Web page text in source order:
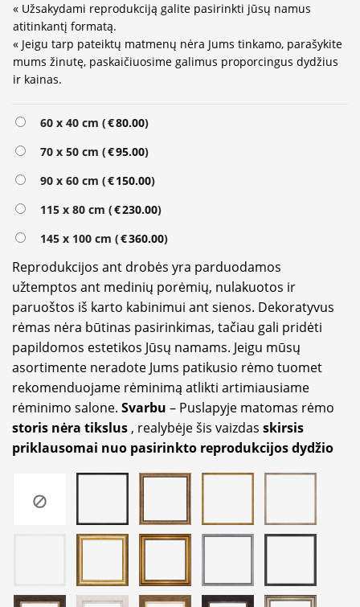
« Užsakydami reprodukciją galite pasirinkti jūsų namus
atitinkantį formatą.
« Jeigu tarp pateiktų matmenų nėra Jums tinkamo, parašykite
mums žinutę, paskaičiuosime galimus proporcingus dydžius
ir kainas.
60 x 40 cm (€80.00)
70 x 50 cm (€95.00)
90 x 60 cm (€150.00)
115 x 80 cm (€230.00)
145 x 100 cm (€360.00)
Reprodukcijos ant drobės yra parduodamos
užtemptos ant medinių porėmių, nulakuotos ir
paruoštos iš karto kabinimui ant sienos. Dekoratyvus
rėmas nėra būtinas pasirinkimas, tačiau gali pridėti
papildomos estetikos Jūsų namams. Jeigu mūsų
asortimente neradote Jums patikusio rėmo tuomet
rekomenduojame rėminimą atlikti artimiausiame
rėminimo salone. Svarbu – Puslapyje matomas rėmo
storis nėra tikslus , realybėje šis vaizdas skirsis
priklausomai nuo pasirinkto reprodukcijos dydžio
Alternative: